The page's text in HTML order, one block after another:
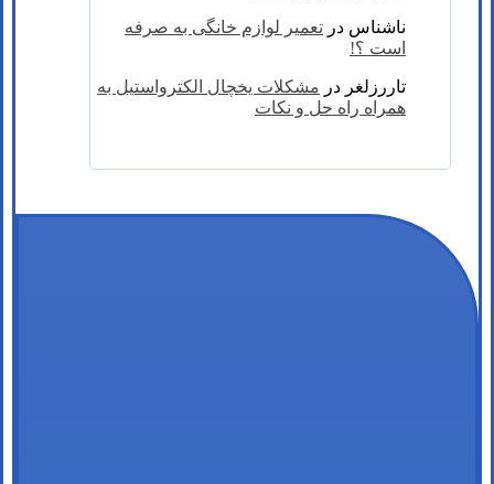
ناشناس در تعمیر لوازم خانگی به صرفه
است ؟!
تاررزلغر در مشکلات یخچال الکترواستیل به
همراه راه حل و نکات